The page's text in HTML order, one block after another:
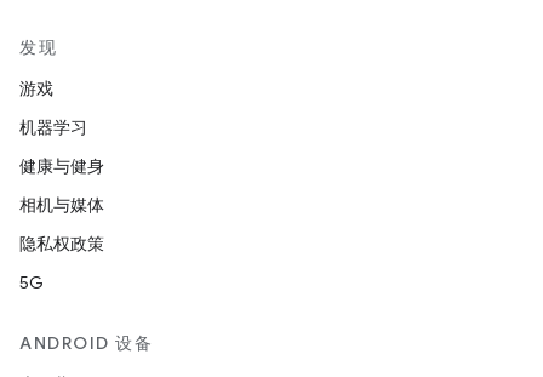
发现
游戏
机器学习
健康与健身
相机与媒体
隐私权政策
5G
ANDROID 设备